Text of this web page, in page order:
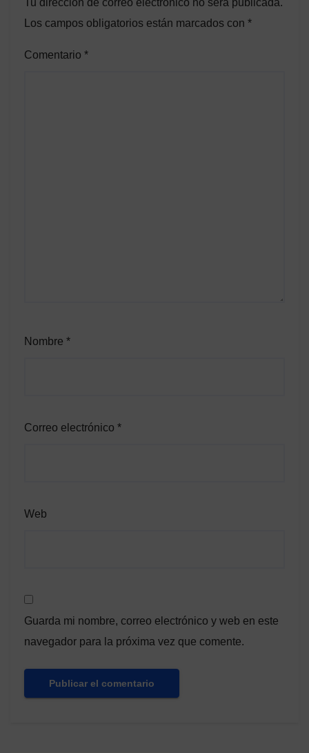
Tu dirección de correo electrónico no será publicada.
Los campos obligatorios están marcados con *
Comentario *
Nombre *
Correo electrónico *
Web
Guarda mi nombre, correo electrónico y web en este
navegador para la próxima vez que comente.